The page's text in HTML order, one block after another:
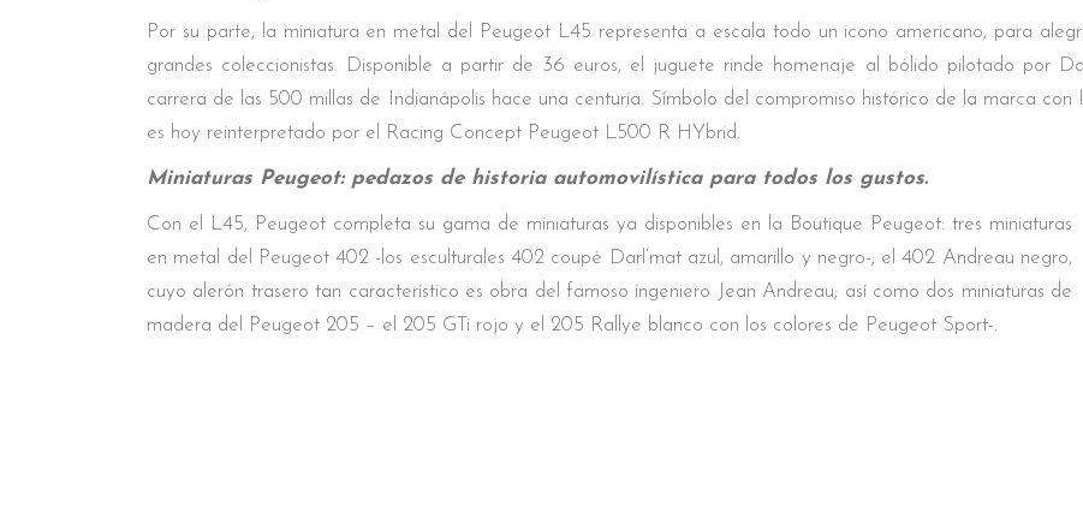
Por su parte, la miniatura en metal del Peugeot L45 representa a escala todo un icono americano, para
grandes coleccionistas. Disponible a partir de 36 euros, el juguete rinde homenaje al bólido pilotado por
carrera de las 500 millas de Indianápolis hace una centuria. Símbolo del compromiso histórico de la marca
es hoy reinterpretado por el Racing Concept Peugeot L500 R HYbrid.
Miniaturas Peugeot: pedazos de historia automovilística para todos los gustos.
Con el L45, Peugeot completa su gama de miniaturas ya disponibles en la Boutique Peugeot: tres miniaturas
en metal del Peugeot 402 -los esculturales 402 coupé Darl’mat azul, amarillo y negro-; el 402 Andreau negro,
cuyo alerón trasero tan característico es obra del famoso ingeniero Jean Andreau; así como dos miniaturas de
madera del Peugeot 205 – el 205 GTi rojo y el 205 Rallye blanco con los colores de Peugeot Sport-.